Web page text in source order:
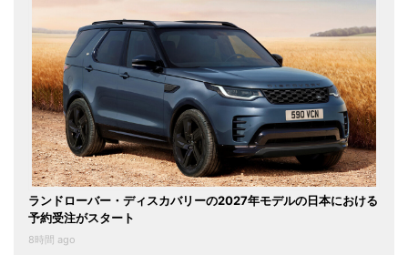
ランドローバー・ディスカバリーの2027年モデルの日本における
予約受注がスタート
8時間 ago